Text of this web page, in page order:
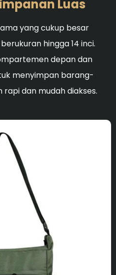
Luas
yang cukup besar
hingga 14 inci.
depan dan
menyimpan barang-
dan mudah diakses.